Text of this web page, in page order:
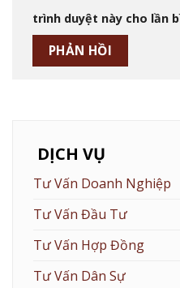
trình duyệt này cho lần
DỊCH VỤ
Tư Vấn Doanh Nghiệp
Tư Vấn Đầu Tư
Tư Vấn Hợp Đồng
Tư Vấn Dân Sự